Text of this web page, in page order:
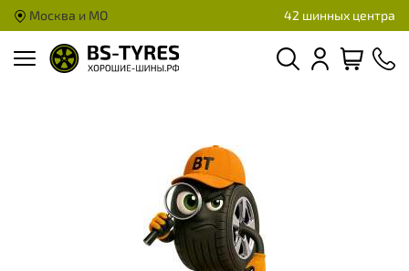
Москва и МО 42 шинных центра